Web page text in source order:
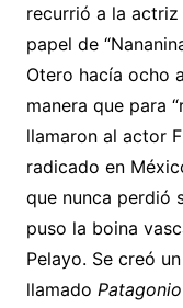
recurrió a la actriz
papel de
Otero hacía ocho
manera que para
llamaron al actor
radicado en
que nunca perdió
puso la boina
Pelayo. Se creó
llamado